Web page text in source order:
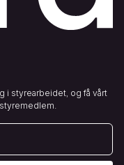
i styrearbeidet, og få vårt